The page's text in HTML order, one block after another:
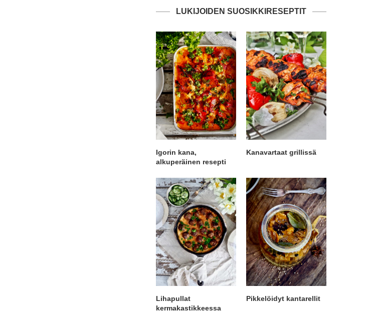
LUKIJOIDEN SUOSIKKIRESEPTIT
Igorin kana,
alkuperäinen resepti
Kanavartaat grillissä
Lihapullat
kermakastikkeessa
Pikkelöidyt kantarellit